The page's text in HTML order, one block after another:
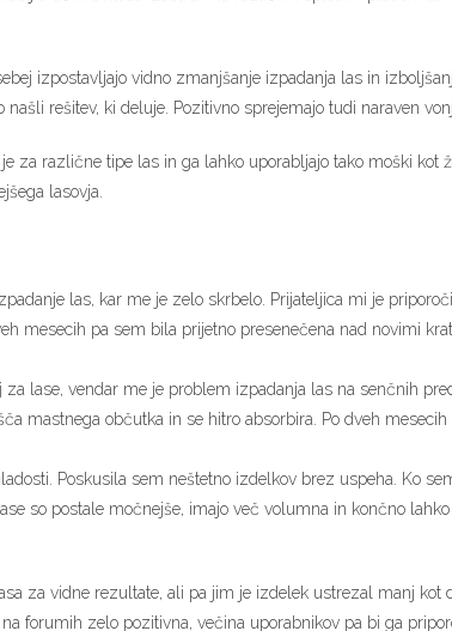
izpostavljajo vidno zmanjšanje izpadanja las in
rešitev, ki deluje. Pozitivno sprejemajo tudi naraven
za različne tipe las in ga lahko uporabljajo tako moški kot
lasovja.
las, kar me je zelo skrbelo. Prijateljica mi je
mesecih pa sem bila prijetno presenečena nad novimi
za lase, vendar me je problem izpadanja las na senčnih
mastnega občutka in se hitro absorbira. Po dveh
Poskusila sem neštetno izdelkov brez uspeha. Ko
so postale močnejše, imajo več volumna in končno
za vidne rezultate, ali pa jim je izdelek ustrezal manj
forumih zelo pozitivna, večina uporabnikov pa bi ga